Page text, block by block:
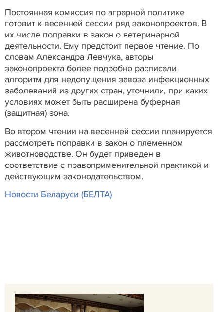
Постоянная комиссия по аграрной политике
готовит к весенней сессии ряд законопроектов. В
их числе поправки в закон о ветеринарной
деятельности. Ему предстоит первое чтение. По
словам Александра Левчука, авторы
законопроекта более подробно расписали
алгоритм для недопущения завоза инфекционных
заболеваний из других стран, уточнили, при каких
условиях может быть расширена буферная
(защитная) зона.
Во втором чтении на весенней сессии планируется
рассмотреть поправки в закон о племенном
животноводстве. Он будет приведен в
соответствие с правоприменительной практикой и
действующим законодательством.
Новости Беларуси (БЕЛТА)